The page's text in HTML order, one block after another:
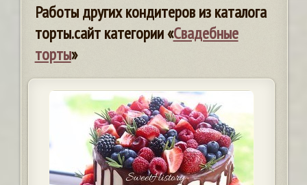
Работы других кондитеров из каталога
торты.сайт категории «Свадебные
торты»